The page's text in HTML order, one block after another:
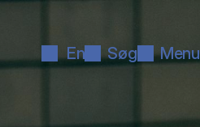
En Søg Menu